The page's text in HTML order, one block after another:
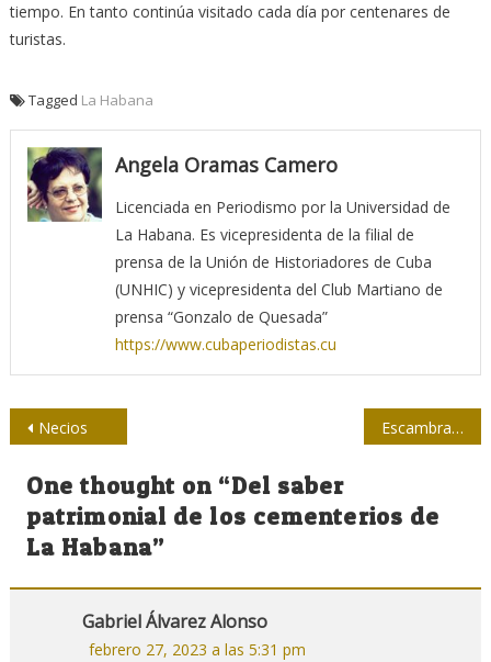
tiempo. En tanto continúa visitado cada día por centenares de
turistas.
Tagged La Habana
Angela Oramas Camero
Licenciada en Periodismo por la Universidad de
La Habana. Es vicepresidenta de la filial de
prensa de la Unión de Historiadores de Cuba
(UNHIC) y vicepresidenta del Club Martiano de
prensa “Gonzalo de Quesada”
https://www.cubaperiodistas.cu
Navegación
de
entradas
Necios Escambray vuelve a las aulas
One thought on “Del saber
patrimonial de los cementerios de
La Habana”
Gabriel Álvarez Alonso
febrero 27, 2023 a las 5:31 pm